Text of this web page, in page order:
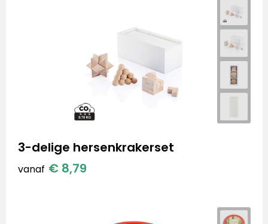
3-delige hersenkrakerset
vanaf € 8,79